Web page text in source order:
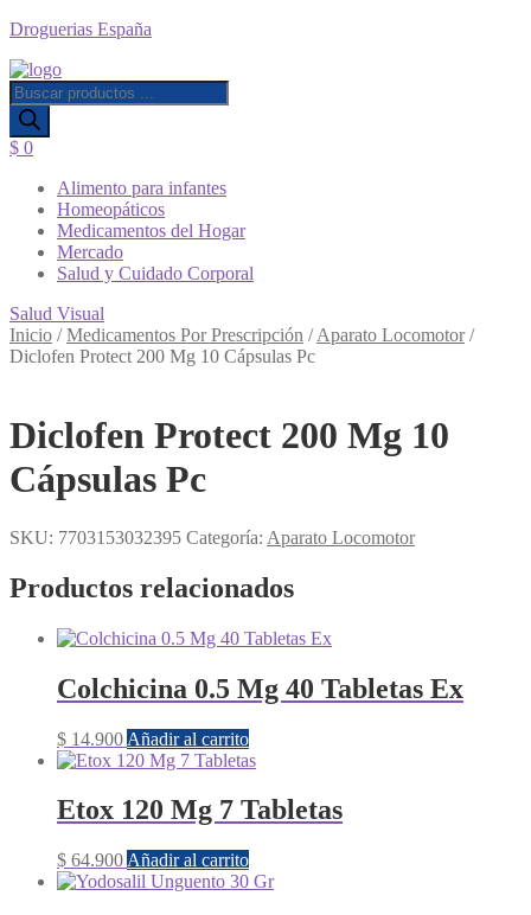
Droguerias España
Búsqueda
de
productos
$ 0
Menú
Alimento para infantes
Homeopáticos
Medicamentos del Hogar
Mercado
Salud y Cuidado Corporal
Salud Visual
Inicio /Medicamentos Por Prescripción /Aparato Locomotor/
Diclofen Protect 200 Mg 10 Cápsulas Pc
Diclofen Protect 200 Mg 10
Cápsulas Pc
SKU: 7703153032395 Categoría: Aparato Locomotor
Productos relacionados
Colchicina 0.5 Mg 40 Tabletas Ex
$ 14.900 Añadir al carrito
Etox 120 Mg 7 Tabletas
$ 64.900 Añadir al carrito